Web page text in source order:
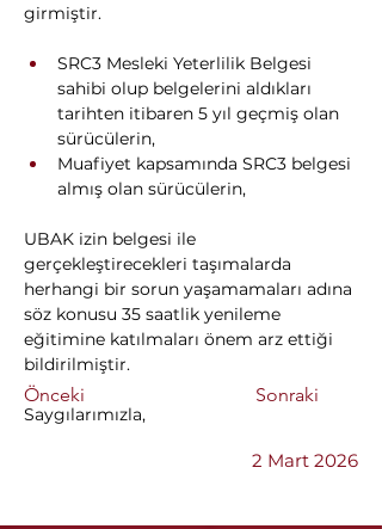
Önceki Sonraki
girmiştir.
SRC3 Mesleki Yeterlilik Belgesi
sahibi olup belgelerini aldıkları
tarihten itibaren 5 yıl geçmiş olan
sürücülerin,
Muafiyet kapsamında SRC3 belgesi
almış olan sürücülerin,
UBAK izin belgesi ile
gerçekleştirecekleri taşımalarda
herhangi bir sorun yaşamamaları adına
söz konusu 35 saatlik yenileme
eğitimine katılmaları önem arz ettiği
bildirilmiştir.
Saygılarımızla,
2 Mart 2026